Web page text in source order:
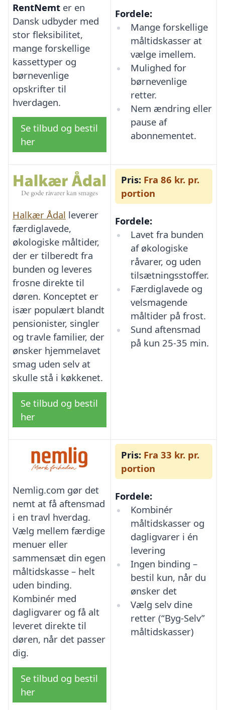
RentNemt er en
Dansk udbyder med
stor fleksibilitet,
mange forskellige
kassettyper og
børnevenlige
opskrifter til
hverdagen.
Se tilbud og bestil
her
Fordele:
Mange forskellige
måltidskasser at
vælge imellem.
Mulighed for
børnevenlige
retter.
Nem ændring eller
pause af
abonnementet.
Halkær Ådal leverer
færdiglavede,
økologiske måltider,
der er tilberedt fra
bunden og leveres
frosne direkte til
døren. Konceptet er
især populært blandt
pensionister, singler
og travle familier, der
ønsker hjemmelavet
smag uden selv at
skulle stå i køkkenet.
Se tilbud og bestil
her
Pris: Fra 86 kr. pr.
portion
Fordele:
Lavet fra bunden
af økologiske
råvarer, og uden
tilsætningsstoffer.
Færdiglavede og
velsmagende
måltider på frost.
Sund aftensmad
på kun 25-35 min.
Nemlig.com gør det
nemt at få aftensmad
i en travl hverdag.
Vælg mellem færdige
menuer eller
sammensæt din egen
måltidskasse – helt
uden binding.
Kombinér med
dagligvarer og få alt
leveret direkte til
døren, når det passer
dig.
Se tilbud og bestil
her
Pris: Fra 33 kr. pr.
portion
Fordele:
Kombinér
måltidskasser og
dagligvarer i én
levering
Ingen binding –
bestil kun, når du
ønsker det
Vælg selv dine
retter (“Byg-Selv”
måltidskasser)